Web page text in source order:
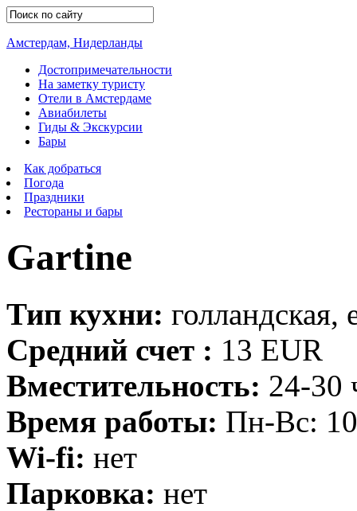
Амстердам, Нидерланды
Достопримечательности
На заметку туристу
Отели в Амстердаме
Авиабилеты
Гиды & Экскурсии
Бары
Как добраться
Погода
Праздники
Рестораны и бары
Gartine
Тип кухни: голландская,
Средний счет : 13 EUR
Вместительность: 24-30
Время работы: Пн-Вс:
Wi-fi: нет
Парковка: нет